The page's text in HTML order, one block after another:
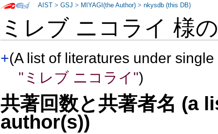
ミレブ ニコライ 様
+(A list of literatures under
"ミレブ ニコライ")
共著回数と共著者名 (a
author(s))
AIST >GSJ > MIYAGI(the Author) >nkysdb (this DB)